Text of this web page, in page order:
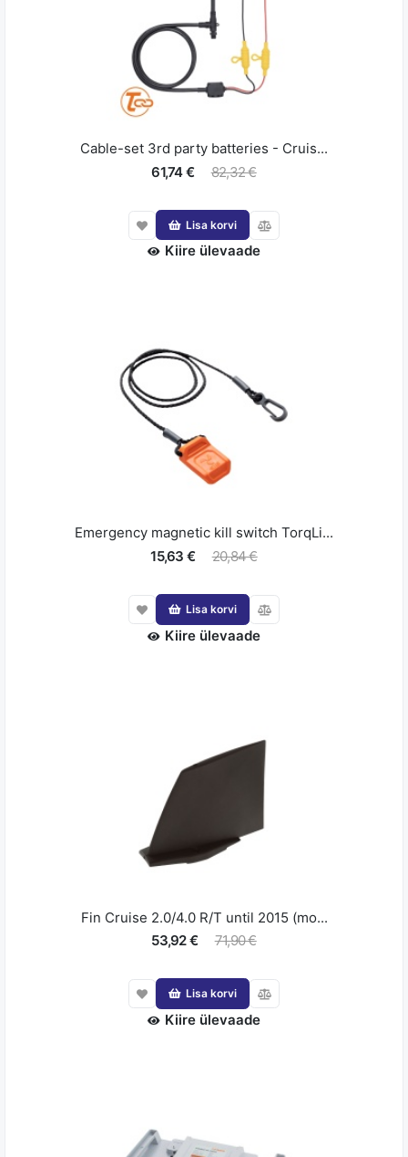
Cable-set 3rd party batteries - Cruis...
61,74 €
82,32 €
Lisa korvi
Kiire ülevaade
Emergency magnetic kill switch TorqLi...
15,63 €
20,84 €
Lisa korvi
Kiire ülevaade
Fin Cruise 2.0/4.0 R/T until 2015 (mo...
53,92 €
71,90 €
Lisa korvi
Kiire ülevaade